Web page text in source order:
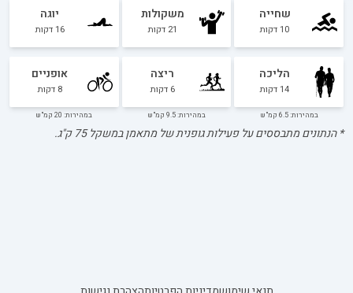
שחייה
10 דקות
משקולות
21 דקות
יוגה
16 דקות
הליכה
14 דקות
במהירות: 6.5 קמ"ש
ריצה
6 דקות
במהירות: 9.5 קמ"ש
אופניים
8 דקות
במהירות: 20 קמ"ש
* הנתונים מתבססים על פעילות גופנית של מתאמן במשקל75ק"ג.